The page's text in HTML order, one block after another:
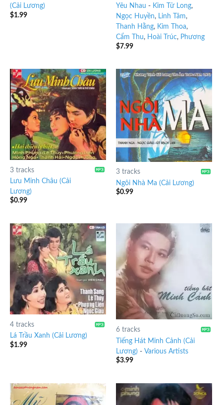
(Cải Lương)
$1.99
Yêu Nhau - Kim Tử Long,
Ngọc Huyền, Linh Tâm,
Thanh Hằng, Kim Thoa,
Cẩm Thu, Hoài Trúc, Phương
$7.99
3 tracks
Lưu Minh Châu (Cải
Lương)
$0.99
3 tracks
Ngôi Nhà Ma (Cải Lương)
$0.99
4 tracks
Lá Trầu Xanh (Cải Lương)
$1.99
6 tracks
Tiếng Hát Minh Cảnh (Cải
Lương) - Various Artists
$3.99